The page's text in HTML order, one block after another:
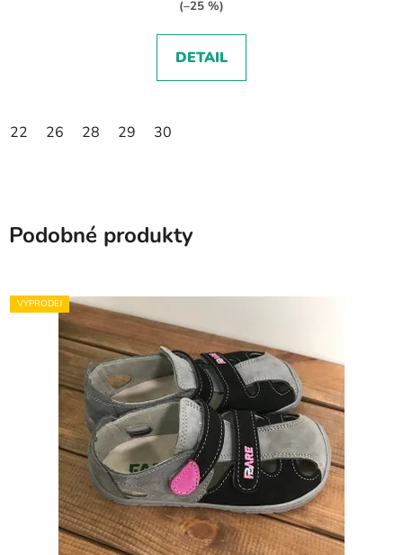
(–25 %)
DETAIL
22 26 28 29 30
Podobné produkty
VÝPRODEJ